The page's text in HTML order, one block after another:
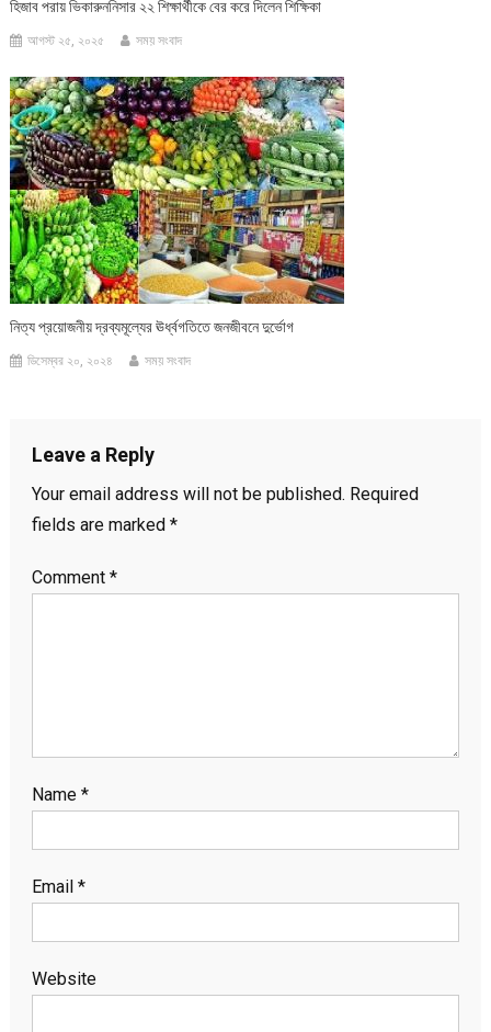
হিজাব পরায় ভিকারুননিসার ২২ শিক্ষার্থীকে বের করে দিলেন শিক্ষিকা
আগস্ট ২৫, ২০২৫ সময় সংবাদ
নিত্য প্রয়োজনীয় দ্রব্যমূল্যের ঊর্ধ্বগতিতে জনজীবনে দুর্ভোগ
ডিসেম্বর ২০, ২০২৪ সময় সংবাদ
Leave a Reply
Your email address will not be published. Required
fields are marked *
Comment *
Name *
Email *
Website